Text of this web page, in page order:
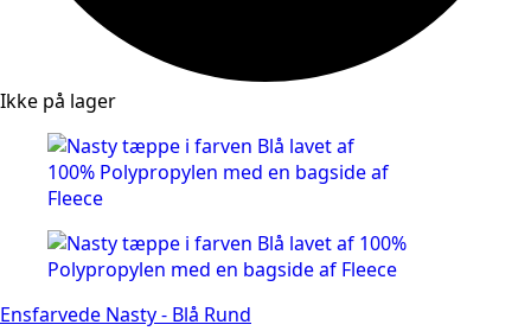
Ikke på lager
Ensfarvede Nasty - Blå Rund